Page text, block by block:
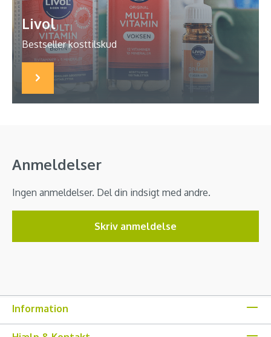
Livol
Bestseller kosttilskud
Anmeldelser
Ingen anmeldelser. Del din indsigt med andre.
Skriv anmeldelse
Information